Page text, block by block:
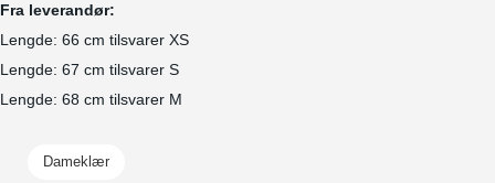
Fra leverandør:
Lengde: 66 cm tilsvarer XS
Lengde: 67 cm tilsvarer S
Lengde: 68 cm tilsvarer M
Dameklær